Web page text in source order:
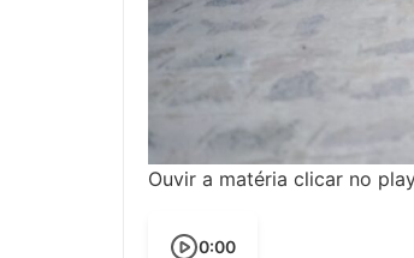
Ouvir a matéria clicar no
0:00